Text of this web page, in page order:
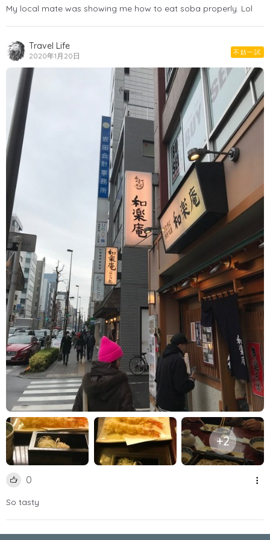
My local mate was showing me how to eat soba properly. Lol
Travel Life
2020年1月20日 不妨一試
+2
0
So tasty